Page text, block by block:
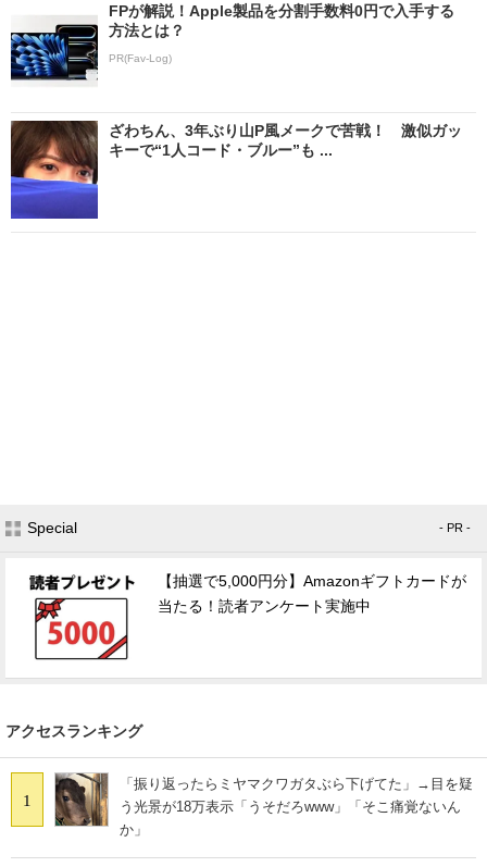
FPが解説！Apple製品を分割手数料0円で入手する
方法とは？
PR(Fav-Log)
ざわちん、3年ぶり山P風メークで苦戦！ 激似ガッ
キーで“1人コード・ブルー”も ...
Special - PR -
【抽選で5,000円分】Amazonギフトカードが
当たる！読者アンケート実施中
アクセスランキング
1
「振り返ったらミヤマクワガタぶら下げてた」→目を疑
う光景が18万表示「うそだろwww」「そこ痛覚ないん
か」